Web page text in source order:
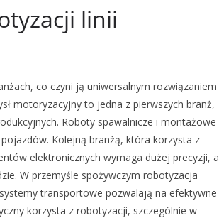
linii
co czyni ją uniwersalnym rozwiązaniem
motoryzacyjny to jedna z pierwszych branż,
Roboty spawalnicze i montażowe
Kolejną branżą, która korzysta z
elektronicznych wymaga dużej precyzji, a
W przemyśle spożywczym robotyzacja
transportowe pozwalają na efektywne
korzysta z robotyzacji, szczególnie w